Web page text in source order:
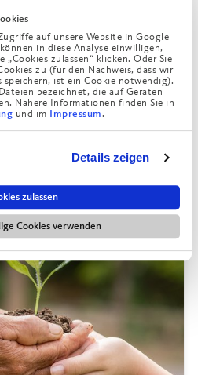
auf unsere Website in Google
in diese Analyse einwilligen,
„Cookies zulassen“ klicken. Oder Sie
zu (für den Nachweis, dass wir
speichern, ist ein Cookie notwendig).
bezeichnet, die auf Geräten
Nähere Informationen finden Sie in
und im Impressum.
Details zeigen
zulassen
Cookies verwenden
durch Mobilität
3. Februar 2026
haben wir einen großen
und Teilhabe
gemacht. Dank der